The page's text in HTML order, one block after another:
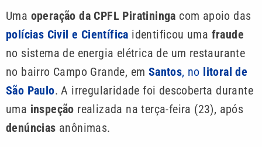
Uma operação da CPFL Piratininga com apoio das
polícias Civil e Científica identificou uma fraude
no sistema de energia elétrica de um restaurante
no bairro Campo Grande, em Santos, no litoral de
São Paulo. A irregularidade foi descoberta durante
uma inspeção realizada na terça-feira (23), após
denúncias anônimas.